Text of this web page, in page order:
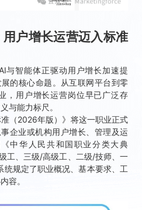
用户增长运营迈入标准
与智能体正驱动用户增长加速提
的核心命题。从互联网平台到零
，用户增长运营岗位早已广泛存
与能力标尺。
准（2026年版）》将这一职业正式
企业或机构用户增长、管理及运
中华人民共和国职业分类大典
工、三级/高级工、二级/技师、一
规定了职业概况、基本要求、工
容。